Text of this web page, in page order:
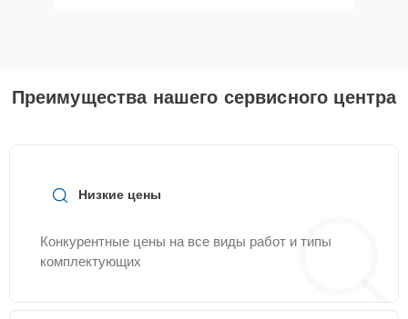
Преимущества нашего сервисного центра
Низкие цены
Конкурентные цены на все виды работ и типы
комплектующих